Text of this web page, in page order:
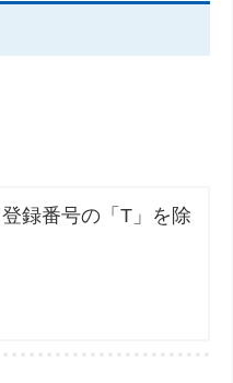
録番号の「T」を除